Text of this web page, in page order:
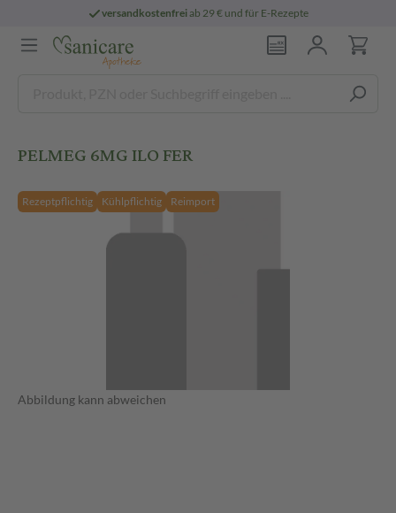
versandkostenfreiab 29 € und für E-Rezepte
PELMEG 6MG ILO FER
Rezeptpflichtig Kühlpflichtig Reimport
Abbildung kann abweichen